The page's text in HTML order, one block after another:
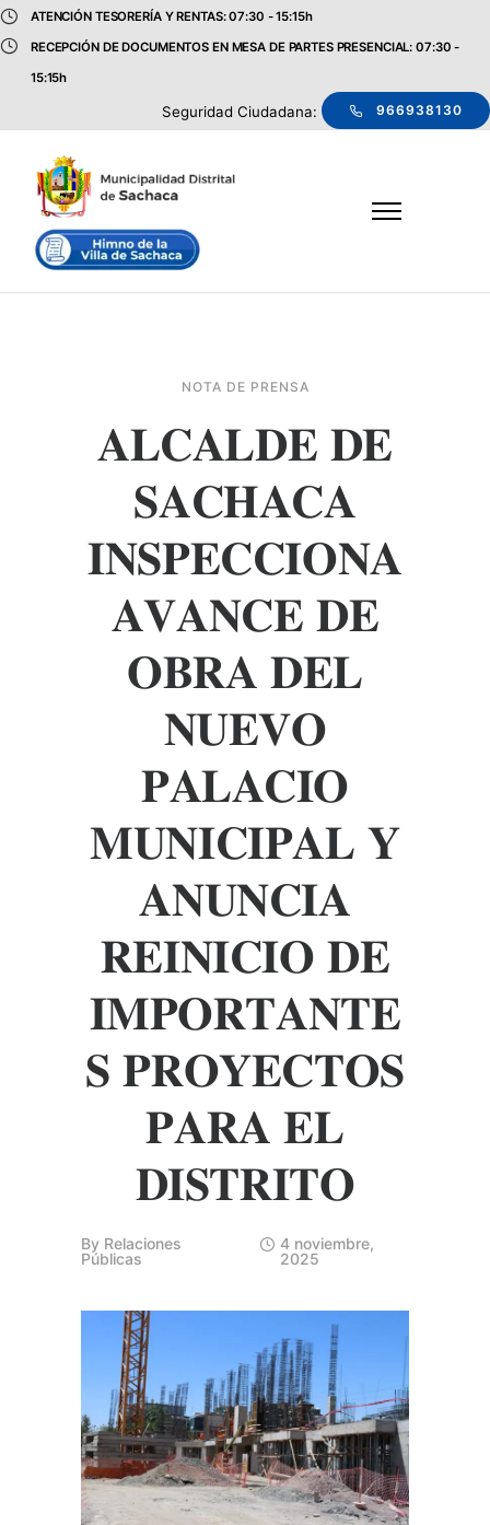
ATENCIÓN TESORERÍA Y RENTAS: 07:30 - 15:15h
RECEPCIÓN DE DOCUMENTOS EN MESA DE PARTES PRESENCIAL: 07:30 -
15:15h
Seguridad Ciudadana: 966938130
NOTA DE PRENSA
𝐀𝐋𝐂𝐀𝐋𝐃𝐄 𝐃𝐄
𝐒𝐀𝐂𝐇𝐀𝐂𝐀
𝐈𝐍𝐒𝐏𝐄𝐂𝐂𝐈𝐎𝐍𝐀
𝐀𝐕𝐀𝐍𝐂𝐄 𝐃𝐄
𝐎𝐁𝐑𝐀 𝐃𝐄𝐋
𝐍𝐔𝐄𝐕𝐎
𝐏𝐀𝐋𝐀𝐂𝐈𝐎
𝐌𝐔𝐍𝐈𝐂𝐈𝐏𝐀𝐋 𝐘
𝐀𝐍𝐔𝐍𝐂𝐈𝐀
𝐑𝐄𝐈𝐍𝐈𝐂𝐈𝐎 𝐃𝐄
𝐈𝐌𝐏𝐎𝐑𝐓𝐀𝐍𝐓𝐄
𝐒 𝐏𝐑𝐎𝐘𝐄𝐂𝐓𝐎𝐒
𝐏𝐀𝐑𝐀 𝐄𝐋
𝐃𝐈𝐒𝐓𝐑𝐈𝐓𝐎
By Relaciones
Públicas
4 noviembre,
2025